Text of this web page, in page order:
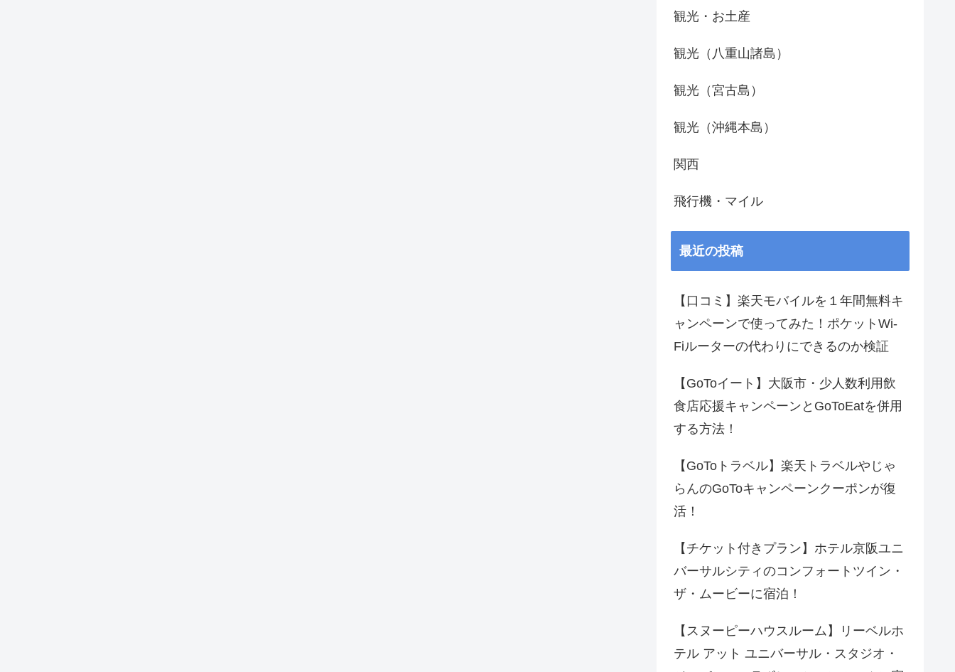
観光・お土産
観光（八重山諸島）
観光（宮古島）
観光（沖縄本島）
関西
飛行機・マイル
最近の投稿
【口コミ】楽天モバイルを１年間無料キ
ャンペーンで使ってみた！ポケットWi-
Fiルーターの代わりにできるのか検証
【GoToイート】大阪市・少人数利用飲
食店応援キャンペーンとGoToEatを併用
する方法！
【GoToトラベル】楽天トラベルやじゃ
らんのGoToキャンペーンクーポンが復
活！
【チケット付きプラン】ホテル京阪ユニ
バーサルシティのコンフォートツイン・
ザ・ムービーに宿泊！
【スヌーピーハウスルーム】リーベルホ
テル アット ユニバーサル・スタジオ・